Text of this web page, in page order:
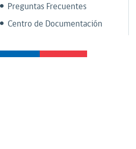
Preguntas Frecuentes
Centro de Documentación